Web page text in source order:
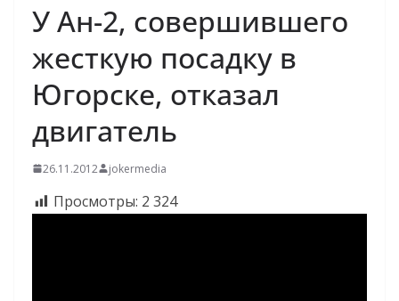
У Ан-2, совершившего
жесткую посадку в
Югорске, отказал
двигатель
26.11.2012 jokermedia
Просмотры: 2 324